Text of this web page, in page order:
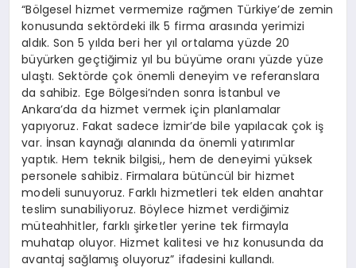
“Bölgesel hizmet vermemize rağmen Türkiye’de zemin
konusunda sektördeki ilk 5 firma arasında yerimizi
aldık. Son 5 yılda beri her yıl ortalama yüzde 20
büyürken geçtiğimiz yıl bu büyüme oranı yüzde yüze
ulaştı. Sektörde çok önemli deneyim ve referanslara
da sahibiz. Ege Bölgesi’nden sonra İstanbul ve
Ankara’da da hizmet vermek için planlamalar
yapıyoruz. Fakat sadece İzmir’de bile yapılacak çok iş
var. İnsan kaynağı alanında da önemli yatırımlar
yaptık. Hem teknik bilgisi,, hem de deneyimi yüksek
personele sahibiz. Firmalara bütüncül bir hizmet
modeli sunuyoruz. Farklı hizmetleri tek elden anahtar
teslim sunabiliyoruz. Böylece hizmet verdiğimiz
müteahhitler, farklı şirketler yerine tek firmayla
muhatap oluyor. Hizmet kalitesi ve hız konusunda da
avantaj sağlamış oluyoruz” ifadesini kullandı.